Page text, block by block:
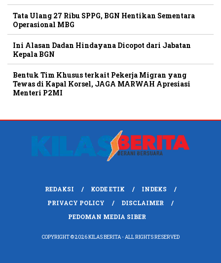
Tata Ulang 27 Ribu SPPG, BGN Hentikan Sementara
Operasional MBG
Ini Alasan Dadan Hindayana Dicopot dari Jabatan
Kepala BGN
Bentuk Tim Khusus terkait Pekerja Migran yang
Tewas di Kapal Korsel, JAGA MARWAH Apresiasi
Menteri P2MI
REDAKSI KODE ETIK
INDEKS
PRIVACY POLICY
DISCLAIMER
PEDOMAN MEDIA SIBER
COPYRIGHT © 2026 KILAS BERITA - ALL RIGHTS RESERVED